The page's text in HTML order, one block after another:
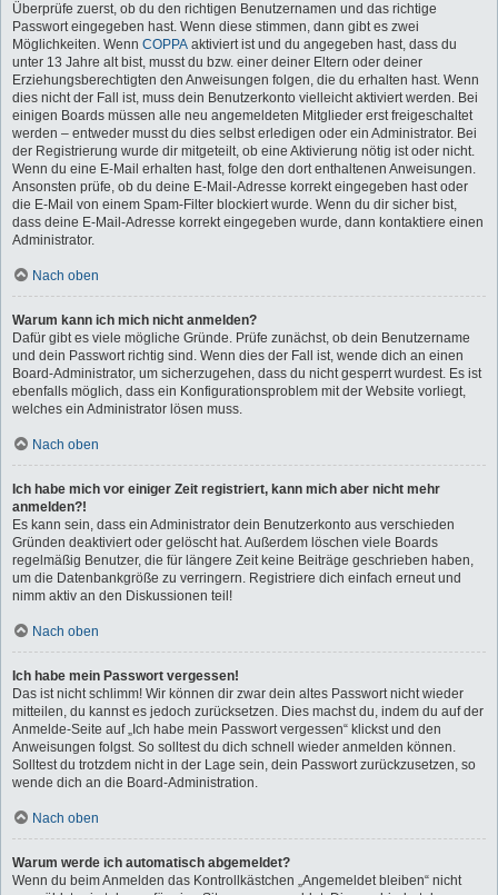
Überprüfe zuerst, ob du den richtigen Benutzernamen und das richtige
Passwort eingegeben hast. Wenn diese stimmen, dann gibt es zwei
Möglichkeiten. Wenn COPPA aktiviert ist und du angegeben hast, dass du
unter 13 Jahre alt bist, musst du bzw. einer deiner Eltern oder deiner
Erziehungsberechtigten den Anweisungen folgen, die du erhalten hast. Wenn
dies nicht der Fall ist, muss dein Benutzerkonto vielleicht aktiviert werden. Bei
einigen Boards müssen alle neu angemeldeten Mitglieder erst freigeschaltet
werden – entweder musst du dies selbst erledigen oder ein Administrator. Bei
der Registrierung wurde dir mitgeteilt, ob eine Aktivierung nötig ist oder nicht.
Wenn du eine E-Mail erhalten hast, folge den dort enthaltenen Anweisungen.
Ansonsten prüfe, ob du deine E-Mail-Adresse korrekt eingegeben hast oder
die E-Mail von einem Spam-Filter blockiert wurde. Wenn du dir sicher bist,
dass deine E-Mail-Adresse korrekt eingegeben wurde, dann kontaktiere einen
Administrator.
Nach oben
Warum kann ich mich nicht anmelden?
Dafür gibt es viele mögliche Gründe. Prüfe zunächst, ob dein Benutzername
und dein Passwort richtig sind. Wenn dies der Fall ist, wende dich an einen
Board-Administrator, um sicherzugehen, dass du nicht gesperrt wurdest. Es ist
ebenfalls möglich, dass ein Konfigurationsproblem mit der Website vorliegt,
welches ein Administrator lösen muss.
Nach oben
Ich habe mich vor einiger Zeit registriert, kann mich aber nicht mehr
anmelden?!
Es kann sein, dass ein Administrator dein Benutzerkonto aus verschieden
Gründen deaktiviert oder gelöscht hat. Außerdem löschen viele Boards
regelmäßig Benutzer, die für längere Zeit keine Beiträge geschrieben haben,
um die Datenbankgröße zu verringern. Registriere dich einfach erneut und
nimm aktiv an den Diskussionen teil!
Nach oben
Ich habe mein Passwort vergessen!
Das ist nicht schlimm! Wir können dir zwar dein altes Passwort nicht wieder
mitteilen, du kannst es jedoch zurücksetzen. Dies machst du, indem du auf der
Anmelde-Seite auf „Ich habe mein Passwort vergessen“ klickst und den
Anweisungen folgst. So solltest du dich schnell wieder anmelden können.
Solltest du trotzdem nicht in der Lage sein, dein Passwort zurückzusetzen, so
wende dich an die Board-Administration.
Nach oben
Warum werde ich automatisch abgemeldet?
Wenn du beim Anmelden das Kontrollkästchen „Angemeldet bleiben“ nicht